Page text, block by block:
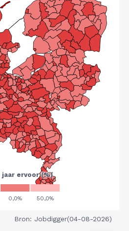
Bron: Jobdigger(04-08-2026)